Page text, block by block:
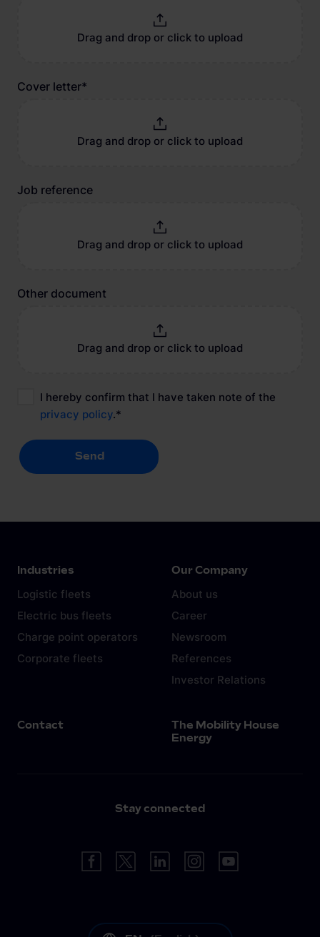
Drag and drop or click to upload
Cover letter*
Drag and drop or click to upload
Job reference
Drag and drop or click to upload
Other document
Drag and drop or click to upload
I hereby confirm that I have taken note of the
privacy policy.*
Send
Send
Industries
Logistic fleets
Electric bus fleets
Charge point operators
Corporate fleets
Our Company
About us
Career
Newsroom
References
Investor Relations
Contact
The Mobility House
Energy
Stay connected